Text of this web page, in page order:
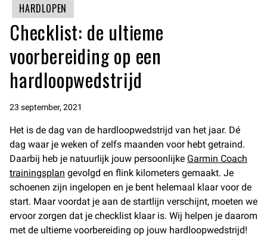
HARDLOPEN
Checklist: de ultieme
voorbereiding op een
hardloopwedstrijd
23 september, 2021
Het is de dag van de hardloopwedstrijd van het jaar. Dé
dag waar je weken of zelfs maanden voor hebt getraind.
Daarbij heb je natuurlijk jouw persoonlijke Garmin Coach
trainingsplan gevolgd en flink kilometers gemaakt. Je
schoenen zijn ingelopen en je bent helemaal klaar voor de
start. Maar voordat je aan de startlijn verschijnt, moeten we
ervoor zorgen dat je checklist klaar is. Wij helpen je daarom
met de ultieme voorbereiding op jouw hardloopwedstrijd!